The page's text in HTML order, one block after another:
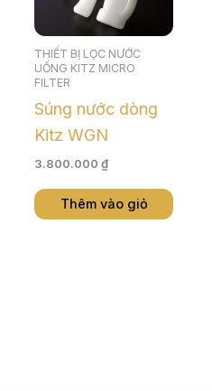
THIẾT BỊ LỌC NƯỚC
UỐNG KITZ MICRO
FILTER
Súng nước dòng
Kitz WGN
3.800.000 ₫
Thêm vào giỏ